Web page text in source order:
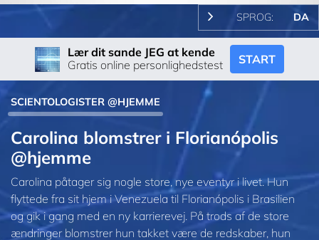
SPROG: DA
Lær dit sande JEG at kende
Gratis online personlighedstest
START
SCIENTOLOGISTER @HJEMME
Carolina blomstrer i Florianópolis
@hjemme
Carolina påtager sig nogle store, nye eventyr i livet. Hun
flyttede fra sit hjem i Venezuela til Florianópolis i Brasilien
og gik i gang med en ny karrierevej. På trods af de store
ændringer blomstrer hun takket være de redskaber, hun